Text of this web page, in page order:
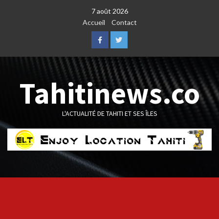
7 août 2026
Accueil
Contact
FacebookTwitter
Tahitinews.co
L'ACTUALITÉ DE TAHITI ET SES ÎLES